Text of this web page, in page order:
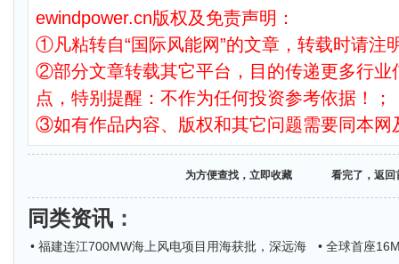
ewindpower.cn版权及免责声明：
①凡粘转自“国际风能网”的文章，转载时请注
②部分文章转载其它平台，目的传递更多行业
点，特别提醒：不作为任何投资参考依据！；
③如有作品内容、版权和其它问题需要同本网
为方便查找，立即收藏 看完了，返回
同类资讯 ：
• 福建连江700MW海上风电项目用海获批，深远海
• 全球首座